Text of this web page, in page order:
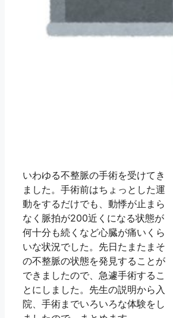
いわゆる不整脈の手術を受けてき
ました。手術前はちょっとした運
動をするだけでも、動悸が止まら
なく脈拍が200近くになる状態が
何十分も続くなど心臓が痛いくら
いな状況でした。先日たまたまそ
の不整脈の状態を発見することが
できましたので、急遽手術するこ
とにしました。先生の説明から入
院、手術までいろいろな体験をし